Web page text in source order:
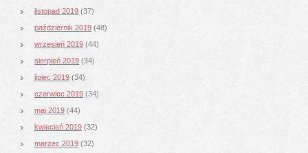
listopad 2019 (37)
październik 2019 (48)
wrzesień 2019 (44)
sierpień 2019 (34)
lipiec 2019 (34)
czerwiec 2019 (34)
maj 2019 (44)
kwiecień 2019 (32)
marzec 2019 (32)